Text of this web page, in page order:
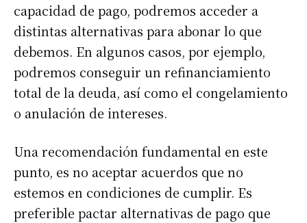
capacidad de pago, podremos acceder a
distintas alternativas para abonar lo que
debemos. En algunos casos, por ejemplo,
podremos conseguir un refinanciamiento
total de la deuda, así como el congelamiento
o anulación de intereses.
Una recomendación fundamental en este
punto, es no aceptar acuerdos que no
estemos en condiciones de cumplir. Es
preferible pactar alternativas de pago que